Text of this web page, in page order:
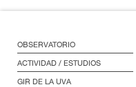
OBSERVATORIO
ACTIVIDAD / ESTUDIOS
GIR DE LA UVA